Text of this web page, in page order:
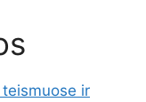
ir